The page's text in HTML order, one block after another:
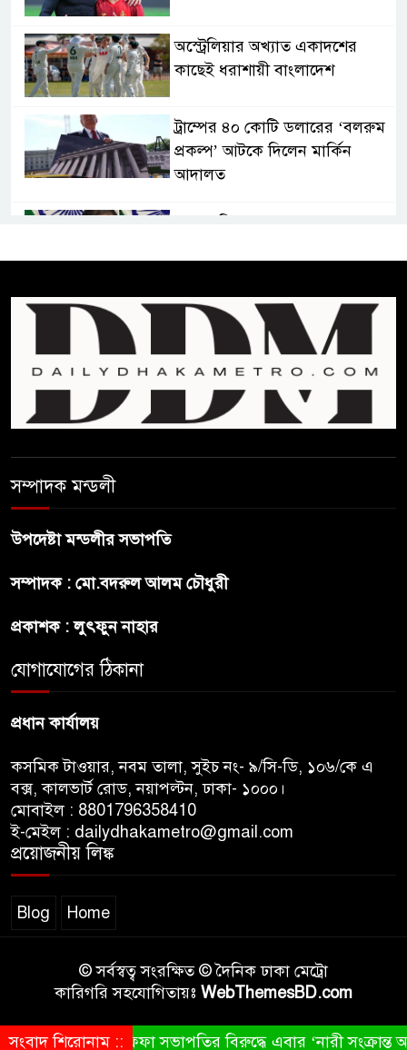
অস্ট্রেলিয়ার অখ্যাত একাদশের
কাছেই ধরাশায়ী বাংলাদেশ
ট্রাম্পের ৪০ কোটি ডলারের ‘বলরুম
প্রকল্প’ আটকে দিলেন মার্কিন
আদালত
শেখ হাসিনা দেশে ফিরে আসুক,
গণহত্যার দায়ে কারাগারে যাক :
আইনমন্ত্রী
বিলুপ্ত হচ্ছে র‍্যাব,নতুন বাহিনী
‘স্পেশাল রেসপন্স ব্যাটালিয়ন’
সুযোগ পাওয়ার অভিযোগ ভিত্তিহীন
সম্পাদক মন্ডলী
উপদেষ্টা মন্ডলীর সভাপতি
সম্পাদক : মো.বদরুল আলম চৌধুরী
প্রকাশক : লুৎফুন নাহার
যোগাযোগের ঠিকানা
প্রধান কার্যালয়
কসমিক টাওয়ার, নবম তালা, সুইচ নং- ৯/সি-ডি, ১০৬/কে এ
বক্স, কালভার্ট রোড, নয়াপল্টন, ঢাকা- ১০০০।
মোবাইল : 8801796358410
ই-মেইল : dailydhakametro@gmail.com
প্রয়োজনীয় লিঙ্ক
Blog Home
© সর্বস্বত্ব সংরক্ষিত © দৈনিক ঢাকা মেট্রো
কারিগরি সহযোগিতায়ঃ WebThemesBD.com
সংবাদ শিরোনাম ::ফিফা সভাপতির বিরুদ্ধে এবার ‘নারী সংক্রান্ত